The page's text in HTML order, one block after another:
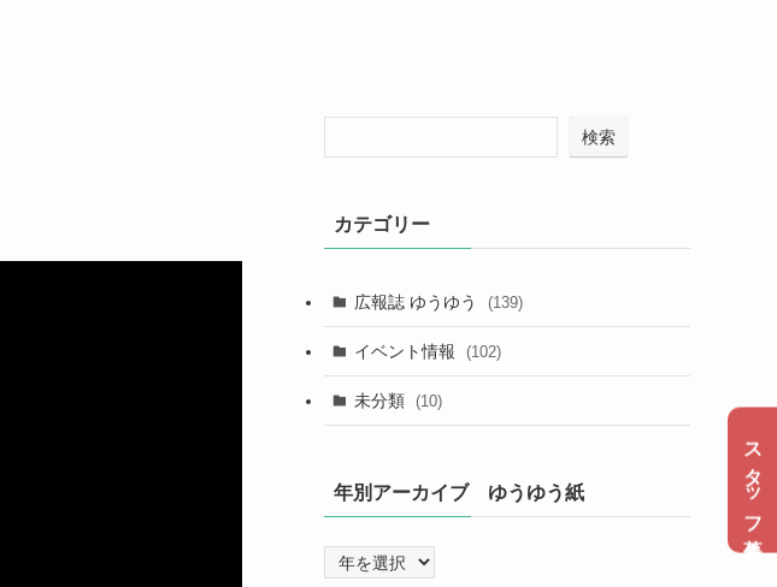
検索
カテゴリー
広報誌 ゆうゆう (139)
イベント情報 (102)
未分類 (10)
年別アーカイブ ゆうゆう紙 スタッフ募集